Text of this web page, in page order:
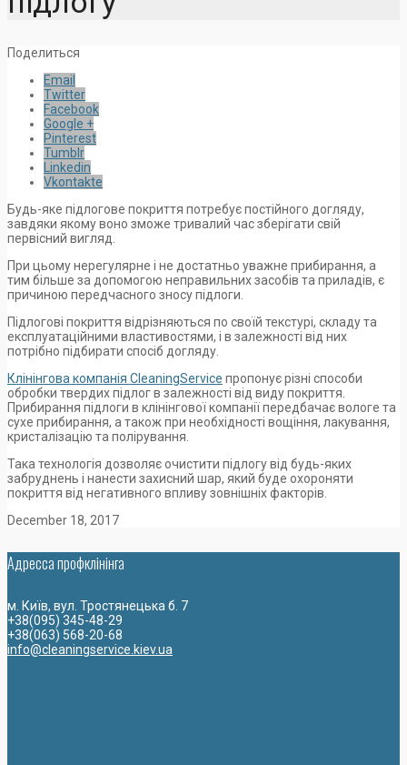
Поделиться
Email
Twitter
Facebook
Google +
Pinterest
Tumblr
Linkedin
Vkontakte
Будь-яке підлогове покриття потребує постійного догляду,
завдяки якому воно зможе тривалий час зберігати свій
первісний вигляд.
При цьому нерегулярне і не достатньо уважне прибирання, а
тим більше за допомогою неправильних засобів та приладів, є
причиною передчасного зносу підлоги.
Підлогові покриття відрізняються по своїй текстурі, складу та
експлуатаційними властивостями, і в залежності від них
потрібно підбирати спосіб догляду.
Клінінгова компанія CleaningService пропонує різні способи
обробки твердих підлог в залежності від виду покриття.
Прибирання підлоги в клінінгової компанії передбачає вологе та
сухе прибирання, а також при необхідності вощіння, лакування,
кристалізацію та полірування.
Така технологія дозволяє очистити підлогу від будь-яких
забруднень і нанести захисний шар, який буде охороняти
покриття від негативного впливу зовнішніх факторів.
December 18, 2017
Адресса профклiнiнга
м. Київ, вул. Тростянецька б. 7
+38(095) 345-48-29
+38(063) 568-20-68
info@cleaningservice.kiev.ua